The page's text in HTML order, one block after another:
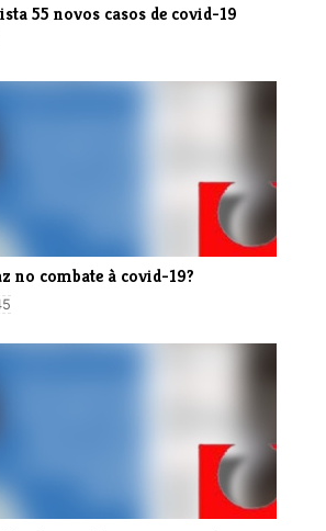
55 novos casos de covid-19
no combate à covid-19?